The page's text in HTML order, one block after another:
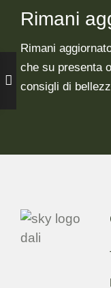
Rimani
Rimani
che su presenta
consigli di